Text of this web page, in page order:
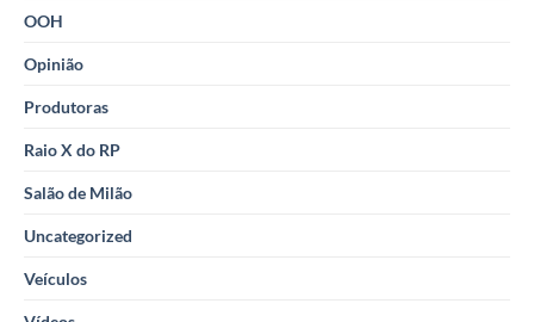
OOH
Opinião
Produtoras
Raio X do RP
Salão de Milão
Uncategorized
Veículos